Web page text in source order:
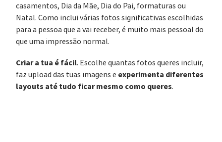
casamentos, Dia da Mãe, Dia do Pai, formaturas ou
Natal. Como inclui várias fotos significativas escolhidas
para a pessoa que a vai receber, é muito mais pessoal do
que uma impressão normal.
Criar a tua é fácil. Escolhe quantas fotos queres incluir,
faz upload das tuas imagens e experimenta diferentes
layouts até tudo ficar mesmo como queres.